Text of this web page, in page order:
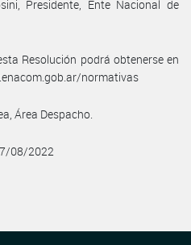
Presidente, Ente Nacional de
Resolución podrá obtenerse en
normativas
Área Despacho.
08/2022